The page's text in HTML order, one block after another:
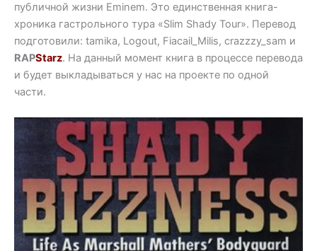
публичной жизни Eminem. Это единственная книга-
хроника гастрольного тура «Slim Shady Tour». Перевод
подготовили: tamika, Logout, Fiacail_Milis, crazzzy_sam и
RAPStarz. На данный момент книга в процессе перевода
и будет выкладываться у нас на проекте по одной
части.